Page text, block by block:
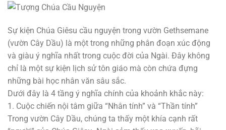
Sự kiện Chúa Giêsu cầu nguyện trong vườn Gethsemane
(vườn Cây Dầu) là một trong những phân đoạn xúc động
và giàu ý nghĩa nhất trong cuộc đời của Ngài. Đây không
chỉ là một sự kiện lịch sử tôn giáo mà còn chứa đựng
những bài học nhân văn sâu sắc.
Dưới đây là 4 tầng ý nghĩa chính của khoảnh khắc này:
1. Cuộc chiến nội tâm giữa “Nhân tính” và “Thần tính”
Trong vườn Cây Dầu, chúng ta thấy một khía cạnh rất